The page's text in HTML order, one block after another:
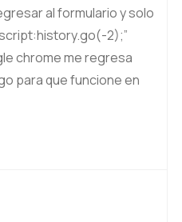
al formulario y solo
2);”
chrome me regresa
para que funcione en